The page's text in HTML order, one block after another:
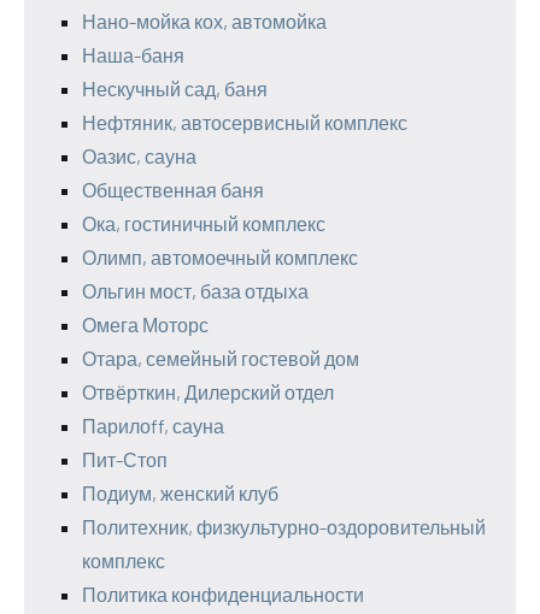
Нано-мойка кох, автомойка
Наша-баня
Нескучный сад, баня
Нефтяник, автосервисный комплекс
Оазис, сауна
Общественная баня
Ока, гостиничный комплекс
Олимп, автомоечный комплекс
Ольгин мост, база отдыха
Омега Моторс
Отара, семейный гостевой дом
Отвёрткин, Дилерский отдел
Парилоff, сауна
Пит-Стоп
Подиум, женский клуб
Политехник, физкультурно-оздоровительный
комплекс
Политика конфиденциальности